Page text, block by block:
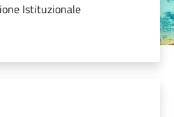
Istituzionale